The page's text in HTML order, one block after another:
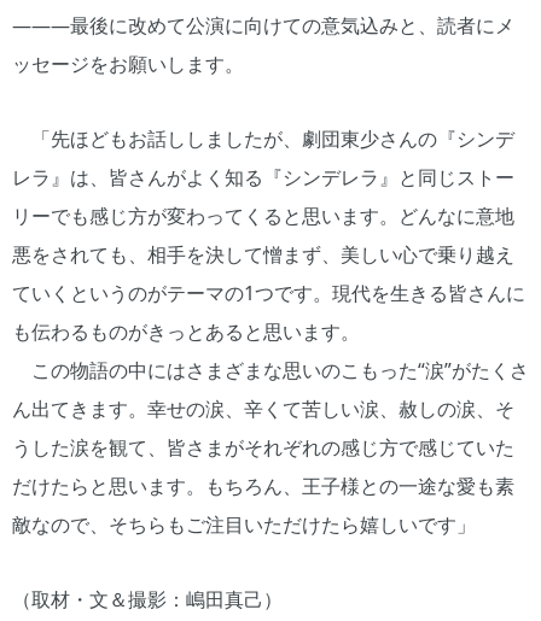
―――最後に改めて公演に向けての意気込みと、読者にメ
ッセージをお願いします。
「先ほどもお話ししましたが、劇団東少さんの『シンデ
レラ』は、皆さんがよく知る『シンデレラ』と同じストー
リーでも感じ方が変わってくると思います。どんなに意地
悪をされても、相手を決して憎まず、美しい心で乗り越え
ていくというのがテーマの1つです。現代を生きる皆さんに
も伝わるものがきっとあると思います。
この物語の中にはさまざまな思いのこもった“涙”がたくさ
ん出てきます。幸せの涙、辛くて苦しい涙、赦しの涙、そ
うした涙を観て、皆さまがそれぞれの感じ方で感じていた
だけたらと思います。もちろん、王子様との一途な愛も素
敵なので、そちらもご注目いただけたら嬉しいです」
（取材・文＆撮影：嶋田真己）